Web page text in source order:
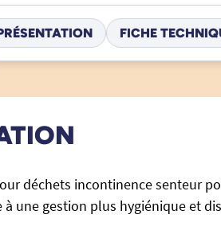
FICHE
déchets incontinence senteur
à une gestion plus hygiénique et